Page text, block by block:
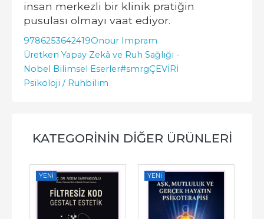
insan merkezli bir klinik pratiğin
pusulası olmayı vaat ediyor.
9786253642419Onour Impram
Üretken Yapay Zekâ ve Ruh Sağlığı -
Nobel Bilimsel Eserler#smrgÇEVİRİ
Psikoloji / Ruhbilim
KATEGORININ DIĞER ÜRÜNLERI
YENI YENI